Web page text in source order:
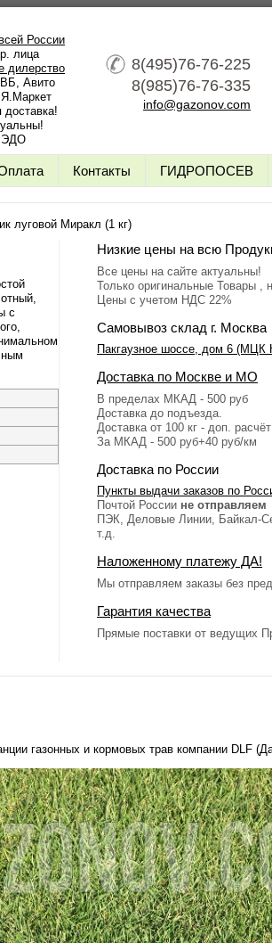
России
лица
дилерство
Авито
доставка!
ЭДО
8(495)76-76-225
8(985)76-76-335
info@gazonov.com
Контакты ГИДРОПОСЕВ
луговой Миракл (1 кг)
с
Низкие цены на всю
Все цены на сайте актуальны!
Только оригинальные Товары ,
Цены с учетом НДС 22%
Самовывоз склад г. Москва
Пакгаузное шоссе, дом 6 (МЦК
Доставка по Москве и МО
В пределах МКАД - 500 руб
Доставка до подъезда.
Доставка от 100 кг - доп. расчёт
За МКАД - 500 руб+40 руб/км
Доставка по России
Пункты выдачи заказов по
Почтой России не отправляем
ПЭК, Деловые Линии, Байкал-
т.д.
Наложенному платежу ДА!
Мы отправляем заказы без
Гарантия качества
Прямые поставки от ведущих
газонных и кормовых трав компании DLF